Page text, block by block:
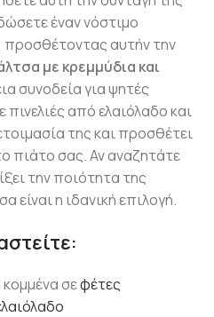
έναν νόστιμο
αυτήν την
με κρεμμύδια και
συνοδεία για ψητές
από ελαιόλαδο και
της και προσθέτει
πιάτο σας. Αν αναζητάτε
την ποιότητα της
είναι η ιδανική επιλογή.
κομμένα σεφέτες